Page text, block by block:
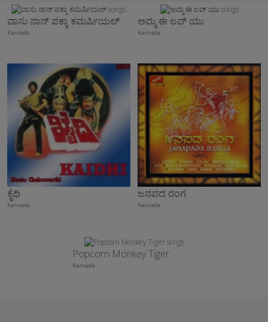
ವಾಸು ನಾನ್ ಪಕ್ಕಾ ಕಮರ್ಷಿಯಲ್
Kannada
ಅಮ್ಮ ಈ ಲವ್ ಯು
Kannada
ಕೈಧಿ
Kannada
ಜನಪದ ರಂಗ
Kannada
Popcorn Monkey Tiger
Kannada